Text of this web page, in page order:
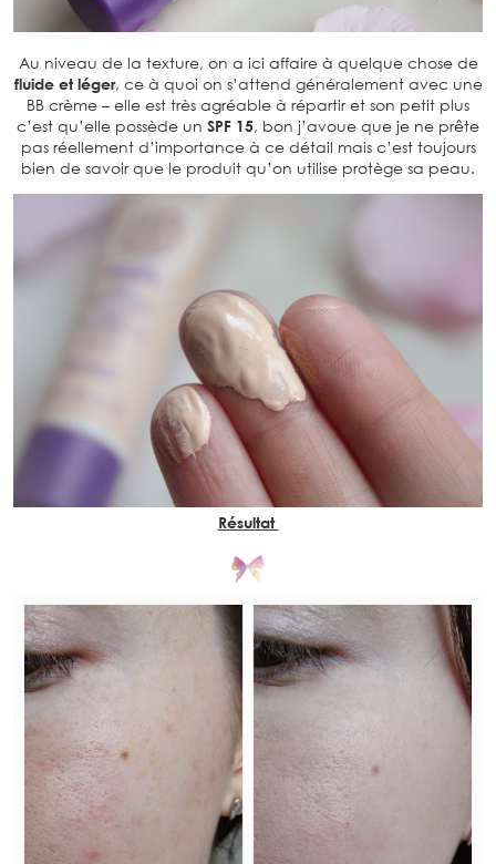
Au niveau de la texture, on a ici affaire à quelque chose de
fluide et léger, ce à quoi on s’attend généralement avec une
BB crème – elle est très agréable à répartir et son petit plus
c’est qu’elle possède un SPF 15, bon j’avoue que je ne prête
pas réellement d’importance à ce détail mais c’est toujours
bien de savoir que le produit qu’on utilise protège sa peau.
Résultat